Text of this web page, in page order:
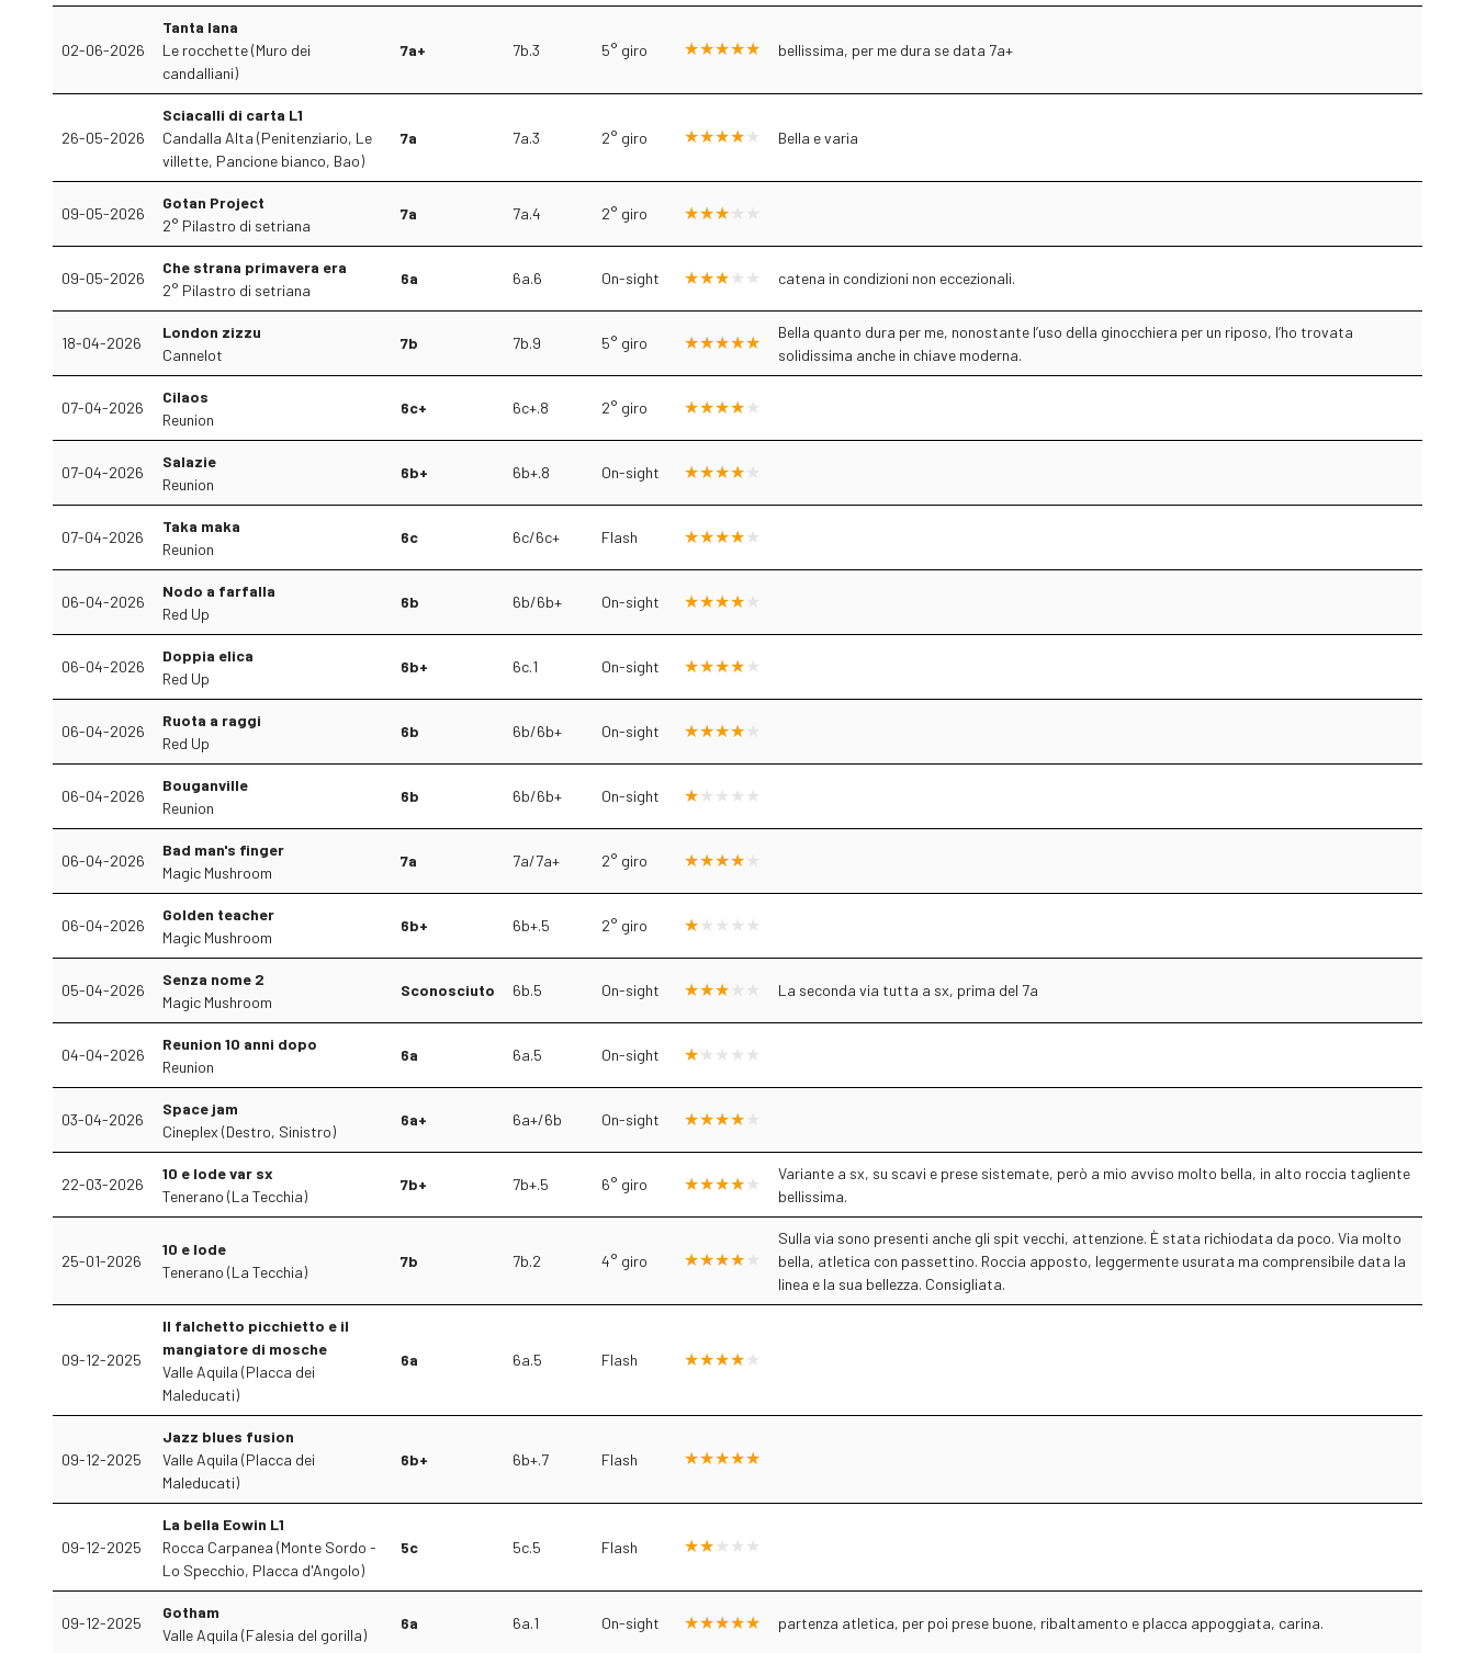
02-06-2026
Tanta lana
Le rocchette (Muro dei
candalliani)
7a+ 7b.3 5° giro bellissima, per me dura se data 7a+
26-05-2026
Sciacalli di carta L1
Candalla Alta (Penitenziario, Le
villette, Pancione bianco, Bao)
7a 7a.3 2° giro Bella e varia
09-05-2026
Gotan Project
2° Pilastro di setriana
7a 7a.4 2° giro
09-05-2026
Che strana primavera era
2° Pilastro di setriana
6a 6a.6 On-sight catena in condizioni non eccezionali.
18-04-2026
London zizzu
Cannelot
7b 7b.9 5° giro
Bella quanto dura per me, nonostante l’uso della ginocchiera per un riposo, l’ho trovata
solidissima anche in chiave moderna.
07-04-2026
Cilaos
Reunion
6c+ 6c+.8 2° giro
07-04-2026
Salazie
Reunion
6b+ 6b+.8 On-sight
07-04-2026
Taka maka
Reunion
6c 6c/6c+ Flash
06-04-2026
Nodo a farfalla
Red Up
6b 6b/6b+ On-sight
06-04-2026
Doppia elica
Red Up
6b+ 6c.1 On-sight
06-04-2026
Ruota a raggi
Red Up
6b 6b/6b+ On-sight
06-04-2026
Bouganville
Reunion
6b 6b/6b+ On-sight
06-04-2026
Bad man's finger
Magic Mushroom
7a 7a/7a+ 2° giro
06-04-2026
Golden teacher
Magic Mushroom
6b+ 6b+.5 2° giro
05-04-2026
Senza nome 2
Magic Mushroom
Sconosciuto 6b.5 On-sight La seconda via tutta a sx, prima del 7a
04-04-2026
Reunion 10 anni dopo
Reunion
6a 6a.5 On-sight
03-04-2026
Space jam
Cineplex (Destro, Sinistro)
6a+ 6a+/6b On-sight
22-03-2026
10 e lode var sx
Tenerano (La Tecchia)
7b+ 7b+.5 6° giro
Variante a sx, su scavi e prese sistemate, però a mio avviso molto bella, in alto roccia tagliente
bellissima.
25-01-2026
10 e lode
Tenerano (La Tecchia)
7b 7b.2 4° giro
Sulla via sono presenti anche gli spit vecchi, attenzione. È stata richiodata da poco. Via molto
bella, atletica con passettino. Roccia apposto, leggermente usurata ma comprensibile data la
linea e la sua bellezza. Consigliata.
09-12-2025
Il falchetto picchietto e il
mangiatore di mosche
Valle Aquila (Placca dei
Maleducati)
6a 6a.5 Flash
09-12-2025
Jazz blues fusion
Valle Aquila (Placca dei
Maleducati)
6b+ 6b+.7 Flash
09-12-2025
La bella Eowin L1
Rocca Carpanea (Monte Sordo -
Lo Specchio, Placca d'Angolo)
5c 5c.5 Flash
09-12-2025
Gotham
Valle Aquila (Falesia del gorilla)
6a 6a.1 On-sight partenza atletica, per poi prese buone, ribaltamento e placca appoggiata, carina.